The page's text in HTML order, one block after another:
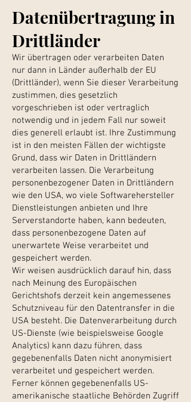
Datenübertragung in
Drittländer
Wir übertragen oder verarbeiten Daten
nur dann in Länder außerhalb der EU
(Drittländer), wenn Sie dieser Verarbeitung
zustimmen, dies gesetzlich
vorgeschrieben ist oder vertraglich
notwendig und in jedem Fall nur soweit
dies generell erlaubt ist. Ihre Zustimmung
ist in den meisten Fällen der wichtigste
Grund, dass wir Daten in Drittländern
verarbeiten lassen. Die Verarbeitung
personenbezogener Daten in Drittländern
wie den USA, wo viele Softwarehersteller
Dienstleistungen anbieten und Ihre
Serverstandorte haben, kann bedeuten,
dass personenbezogene Daten auf
unerwartete Weise verarbeitet und
gespeichert werden.
Wir weisen ausdrücklich darauf hin, dass
nach Meinung des Europäischen
Gerichtshofs derzeit kein angemessenes
Schutzniveau für den Datentransfer in die
USA besteht. Die Datenverarbeitung durch
US-Dienste (wie beispielsweise Google
Analytics) kann dazu führen, dass
gegebenenfalls Daten nicht anonymisiert
verarbeitet und gespeichert werden.
Ferner können gegebenenfalls US-
amerikanische staatliche Behörden Zugriff